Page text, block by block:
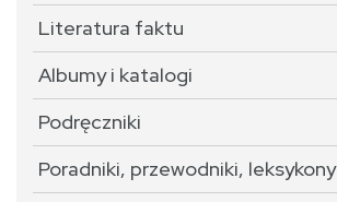
Literatura faktu
Albumy i katalogi
Podręczniki
Poradniki, przewodniki, leksykony